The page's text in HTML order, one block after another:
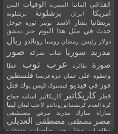
القذافي المانيا المصرية الوفيات اليمن
امريكا ايران برشلونة برشلونه
بريطانيا بشار الاسد تويتر ثورة جوجل
حدث في مثل هذا اليوم خبر دمشق
دولار رئيس رمضان روسيا رونالدو ريال
مدريد
سوريا شاب شركة صور
صورة طائرة عرب توب
عطا
وعطوة على عمان غزة فرنسا فلسطين
فوز في فيديو فيسبوك فيس بوك قتل
قطر كاريكاتير كاريكاتير اسامه حجاج
كرة القدم كريستيانو رونالدو لاعب لبنان ليبيا
مباراة مبارك مدريد مرض مستشفى
مصر مصطفى مصطفى العديلي
مظاهرات مقتل من مناسبات
منوعات